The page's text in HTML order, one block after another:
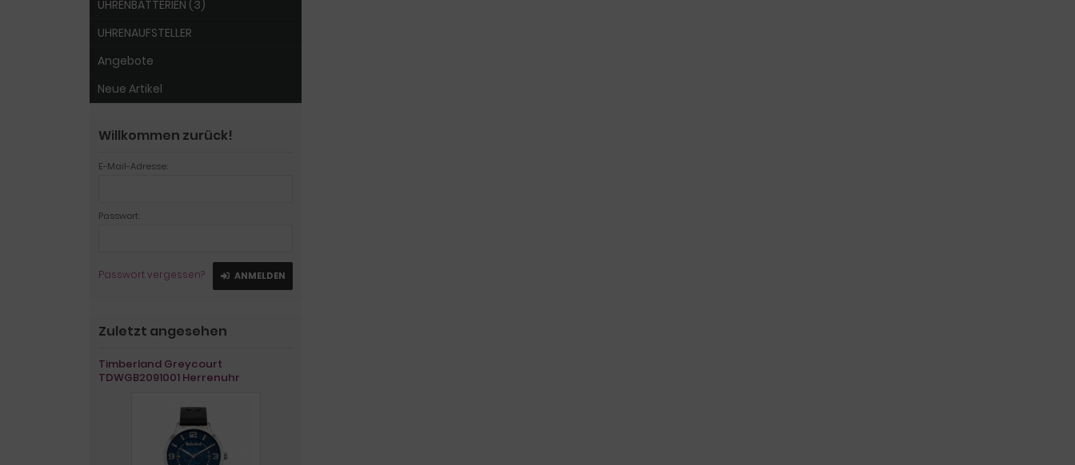
UHRENBATTERIEN (3)
UHRENAUFSTELLER
Angebote
Neue Artikel
Willkommen zurück!
E-Mail-Adresse:
Passwort:
Passwort vergessen? ANMELDEN
Zuletzt angesehen
Timberland Greycourt
TDWGB2091001 Herrenuhr